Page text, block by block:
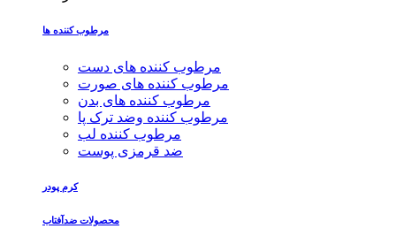
مرطوب کننده ها
مرطوب کننده های دست
مرطوب کننده های صورت
مرطوب کننده های بدن
مرطوب کننده وضد ترک پا
مرطوب کننده لب
ضد قرمزی پوست
کرم پودر
محصولات ضدآفتاب